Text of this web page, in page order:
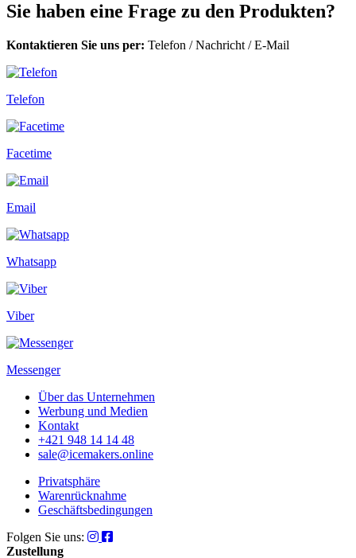
Sie haben eine Frage zu den Produkten?
Kontaktieren Sie uns per: Telefon /Nachricht /E-Mail
Telefon
Facetime
Email
Whatsapp
Viber
Messenger
Über das Unternehmen
Werbung und Medien
Kontakt
+421 948 14 14 48
sale@icemakers.online
Privatsphäre
Warenrücknahme
Geschäftsbedingungen
Folgen Sie uns:
Zustellung